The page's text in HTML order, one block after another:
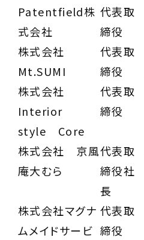
Patentfield株
式会社
代表取
締役
株式会社
Mt.SUMI
代表取
締役
株式会社
Interior
style Core
代表取
締役
株式会社 京風
庵大むら
代表取
締役社
長
株式会社マグナ
ムメイドサービ
代表取
締役